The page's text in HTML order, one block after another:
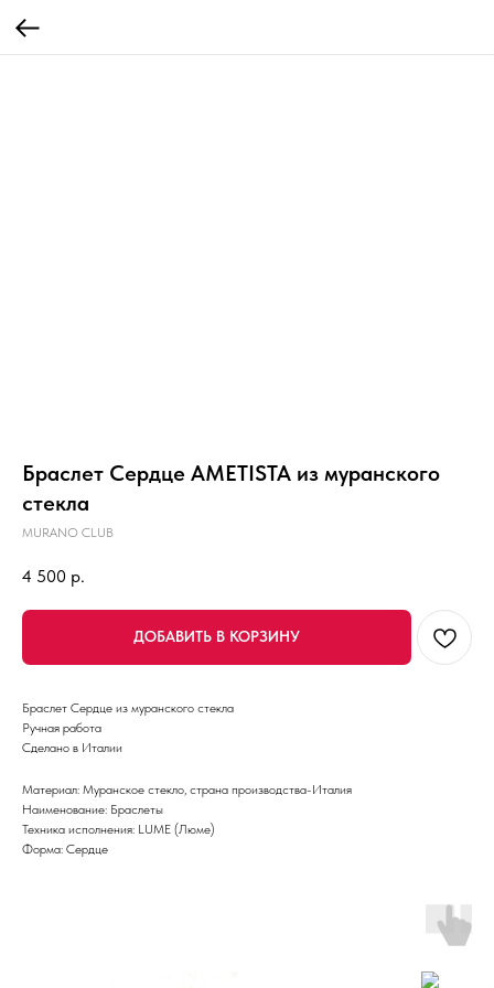
Браслет Сердце AMETISTA из муранского
стекла
MURANO CLUB
4 500 р.
ДОБАВИТЬ В КОРЗИНУ
Браслет Сердце из муранского стекла
Ручная работа
Сделано в Италии
Материал: Муранское стекло, страна производства-Италия
Наименование: Браслеты
Техника исполнения: LUME (Люме)
Форма: Сердце